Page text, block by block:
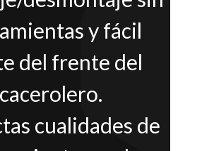
y fácil
del frente del
cacerolero.
cualidades de